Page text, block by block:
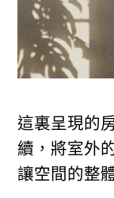
這裏呈現的
續，將室外
讓空間的整